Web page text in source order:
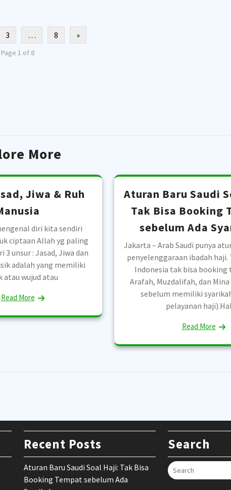
3 … 8 »
Page 1 of 8
More
Jiwa & Ruh
diri kita sendiri
ciptaan Allah yg paling
unsur : Jasad, Jiwa dan
adalah yang memiliki
atau wujud atau
Read More
Aturan Baru Saudi
Tak Bisa Booking
sebelum Ada
Jakarta – Arab Saudi punya
penyelenggaraan ibadah haji.
Indonesia tak bisa booking
Arafah, Muzdalifah, dan
sebelum memiliki
pelayanan haji).Hal
Read More
Recent Posts
Aturan Baru Saudi Soal Haji: Tak Bisa
Booking Tempat sebelum Ada
Search